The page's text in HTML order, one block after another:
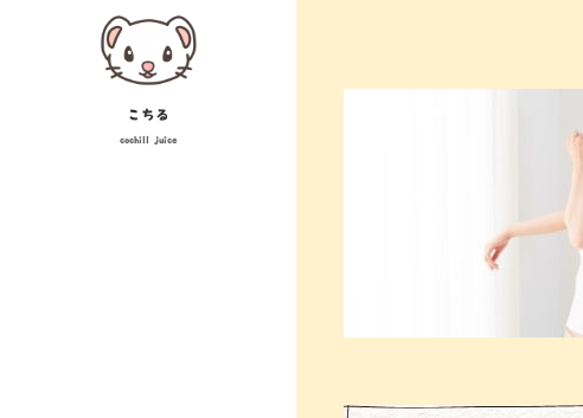
こちる
cochill juice
稿
ョ